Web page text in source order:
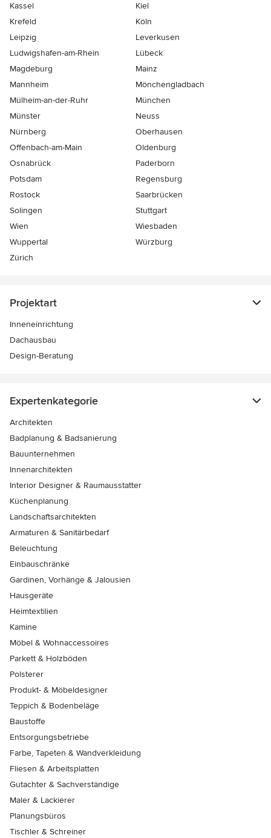
Kassel
Kiel
Krefeld
Köln
Leipzig
Leverkusen
Ludwigshafen-am-Rhein
Lübeck
Magdeburg
Mainz
Mannheim
Mönchen­gladbach
Mülheim-an-der-Ruhr
München
Münster
Neuss
Nürnberg
Oberhausen
Offenbach-am-Main
Oldenburg
Osnabrück
Paderborn
Potsdam
Regensburg
Rostock
Saarbrücken
Solingen
Stuttgart
Wien
Wiesbaden
Wuppertal
Würzburg
Zürich
Projektart
Inneneinrichtung
Dachausbau
Design-Beratung
Expertenkategorie
Architekten
Badplanung & Badsanierung
Bauunternehmen
Innenarchitekten
Interior Designer & Raumausstatter
Küchenplanung
Landschaftsarchitekten
Armaturen & Sanitärbedarf
Beleuchtung
Einbauschränke
Gardinen, Vorhänge & Jalousien
Hausgeräte
Heimtextilien
Kamine
Möbel & Wohnaccessoires
Parkett & Holzböden
Polsterer
Produkt- & Möbeldesigner
Teppich & Bodenbeläge
Baustoffe
Entsorgungsbetriebe
Farbe, Tapeten & Wandverkleidung
Fliesen & Arbeitsplatten
Gutachter & Sachverständige
Maler & Lackierer
Planungsbüros
Tischler & Schreiner